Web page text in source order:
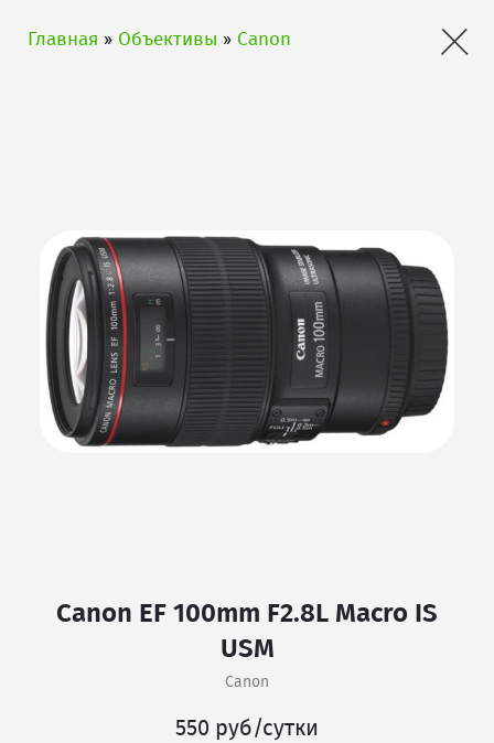
Главная » Объективы » Canon ×
Canon EF 100mm F2.8L Macro IS
USM
Canon
550 руб/сутки